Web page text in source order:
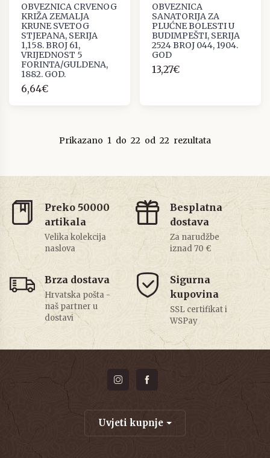
OBVEZNICA CRVENOG
KRIŽA ZEMALJA
KRUNE SVETOG
STJEPANA, SERIJA
1,158. BROJ 61,
VRIJEDNOST 5
FORINTA/GULDENA,
1882. GOD.
6,64€
OBVEZNICA
SANATORIJA ZA
PLUĆNE BOLESTI U
BUDIMPEŠTI, SERIJA
2524 BROJ 044, 1904.
GOD
13,27€
Prikazano 1 do 22 od 22 rezultata
Preko 50000
artikala
Velika kolekcija
naslova
Besplatna
dostava
Za narudžbe
iznad 70 €
Brza dostava
Hrvatska pošta -
naš partner u
dostavi
Sigurna
kupovina
SSL certifikat i
WSPay
Uvjeti kupnje